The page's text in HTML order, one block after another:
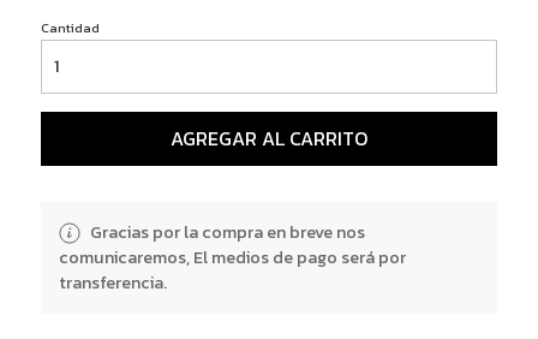
Cantidad
AGREGAR AL CARRITO
Gracias por la compra en breve nos
comunicaremos, El medios de pago será por
transferencia.